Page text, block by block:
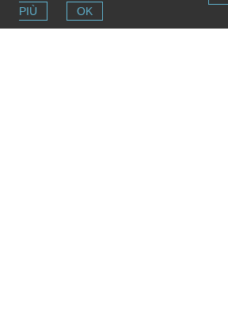
CVs or applications!
PIÙ
OK